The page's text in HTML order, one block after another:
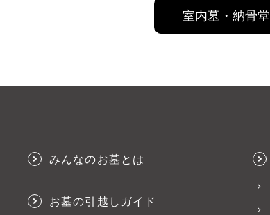
室内墓・納骨堂
みんなのお墓とは
お墓の引越しガイド